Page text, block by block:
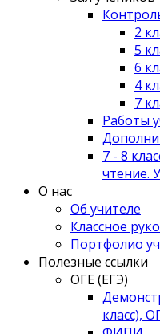
2
5
6
4
7
Работы
7 - 8
чтение.
О нас
Об учителе
Классное
Портфолио
Полезные ссылки
ОГЕ (ЕГЭ)
класс),